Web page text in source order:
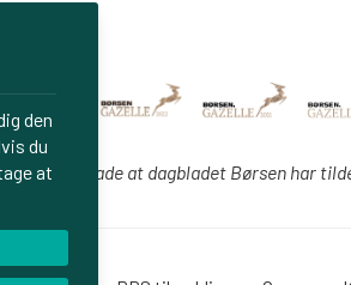
Vi er glade at dagbladet Børsen har
den
du
at